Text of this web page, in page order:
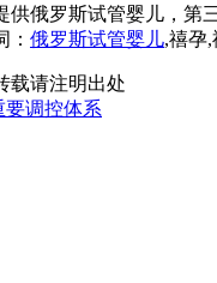
俄罗斯试管婴儿，
俄罗斯试管婴儿,禧孕
载请注明出处
要调控体系